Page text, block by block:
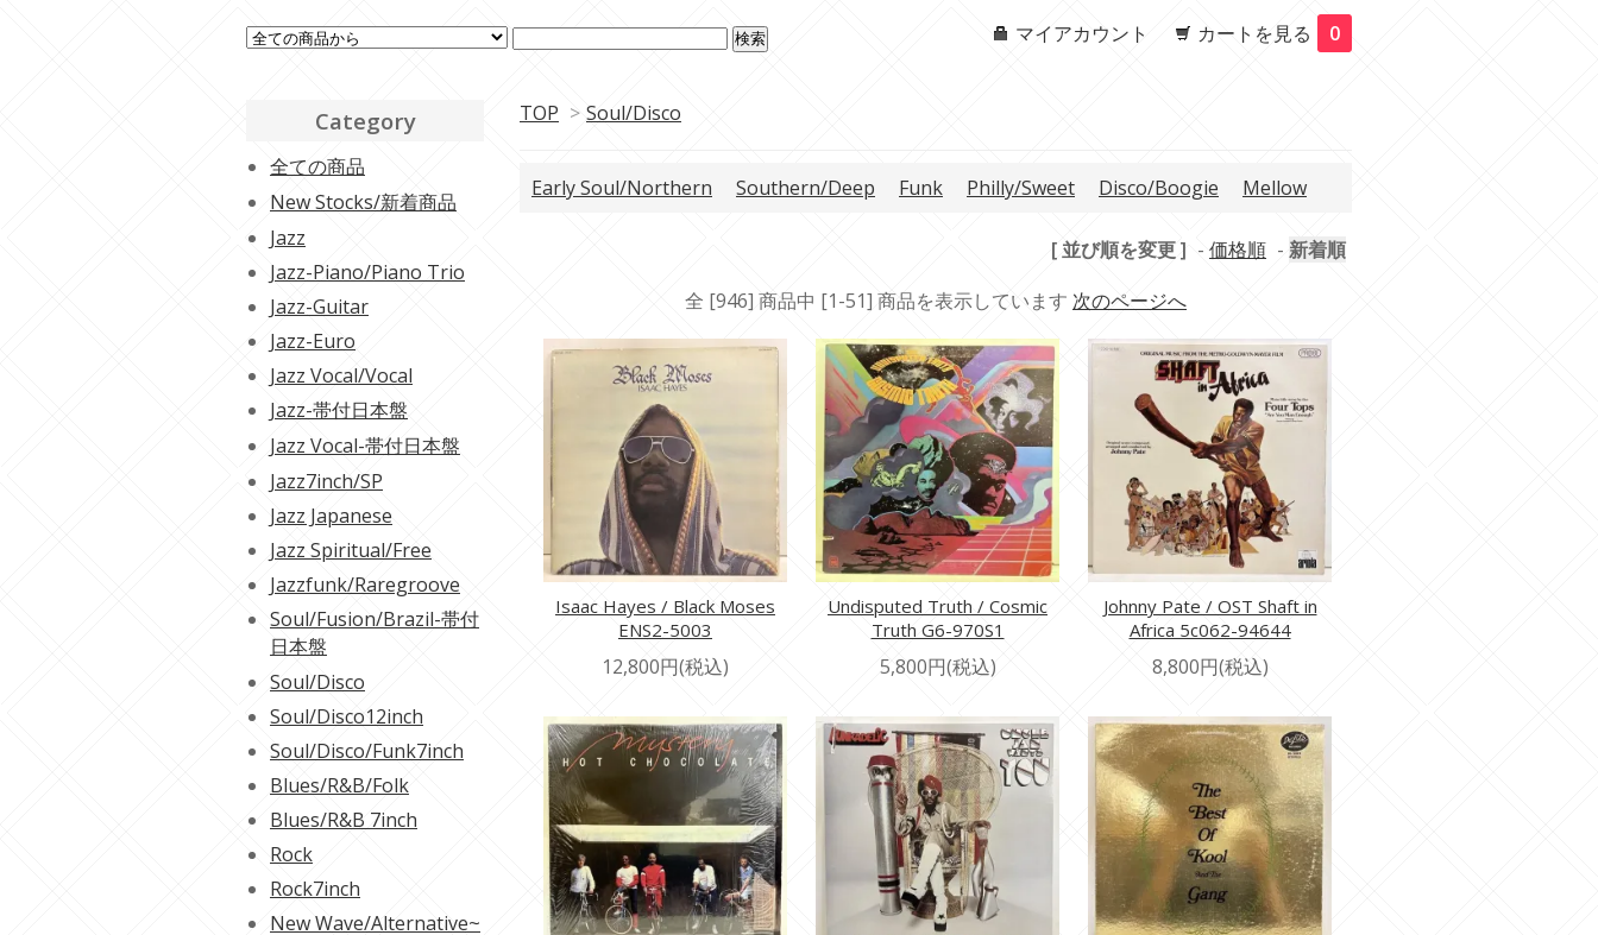
マイアカウント カートを見る 0
TOP > Soul/Disco
Early Soul/Northern Southern/Deep Funk Philly/Sweet Disco/Boogie Mellow
[ 並び順を変更 ] - 価格順 - 新着順
全 [946] 商品中 [1-51] 商品を表示しています 次のページへ
Isaac Hayes / Black Moses
ENS2-5003
12,800円(税込)
Undisputed Truth / Cosmic
Truth G6-970S1
5,800円(税込)
Johnny Pate / OST Shaft in
Africa 5c062-94644
8,800円(税込)
Category
全ての商品
New Stocks/新着商品
Jazz
Jazz-Piano/Piano Trio
Jazz-Guitar
Jazz-Euro
Jazz Vocal/Vocal
Jazz-帯付日本盤
Jazz Vocal-帯付日本盤
Jazz7inch/SP
Jazz Japanese
Jazz Spiritual/Free
Jazzfunk/Raregroove
Soul/Fusion/Brazil-帯付
日本盤
Soul/Disco
Soul/Disco12inch
Soul/Disco/Funk7inch
Blues/R&B/Folk
Blues/R&B 7inch
Rock
Rock7inch
New Wave/Alternative~